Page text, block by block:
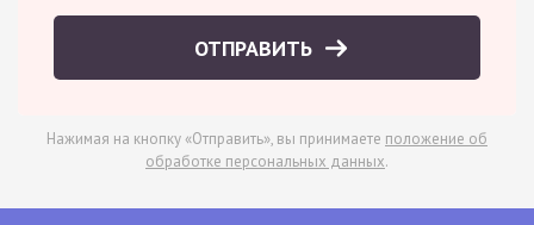
ОТПРАВИТЬ
Нажимая на кнопку «Отправить», вы принимаете положение об
обработке персональных данных.